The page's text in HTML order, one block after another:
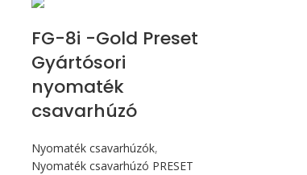
FG-8i -Gold Preset
Gyártósori
nyomaték
csavarhúzó
Nyomaték csavarhúzók,
Nyomaték csavarhúzó PRESET